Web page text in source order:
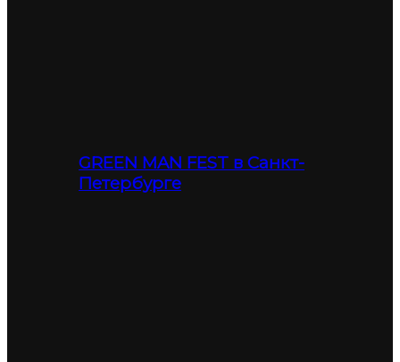
GREEN MAN FEST в Санкт-
Петербурге